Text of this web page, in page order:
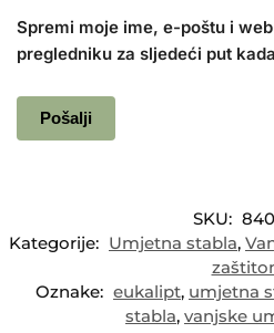
Spremi moje ime, e-poštu i
pregledniku za sljedeći put
SKU:
Kategorije: Umjetna stabla,
Oznake: eukalipt, umjetna
stabla, vanjske